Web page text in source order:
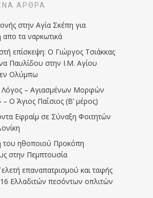
ΆΡΘΡΑ
στην Αγία Σκέπη για
απο τα ναρκωτικά
επίσκεψη: Ο Γιώργος Τσιάκκας
Παυλίδου στην Ι.Μ. Αγίου
Ολύμπω
Λόγος – Αγιασμένων Μορφών
Ο Άγιος Παΐσιος (Β’ μέρος)
Εφραίμ σε Σύναξη Φοιτητών
του ηθοποιού Προκόπη
στην Πεμπτουσία
επαναπατρισμού και ταφής
Ελλαδιτών πεσόντων οπλιτών